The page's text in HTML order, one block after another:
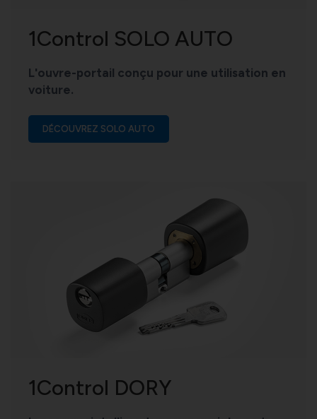
1Control SOLO AUTO
L'ouvre-portail conçu pour une utilisation en
voiture.
DÉCOUVREZ SOLO AUTO
1Control DORY